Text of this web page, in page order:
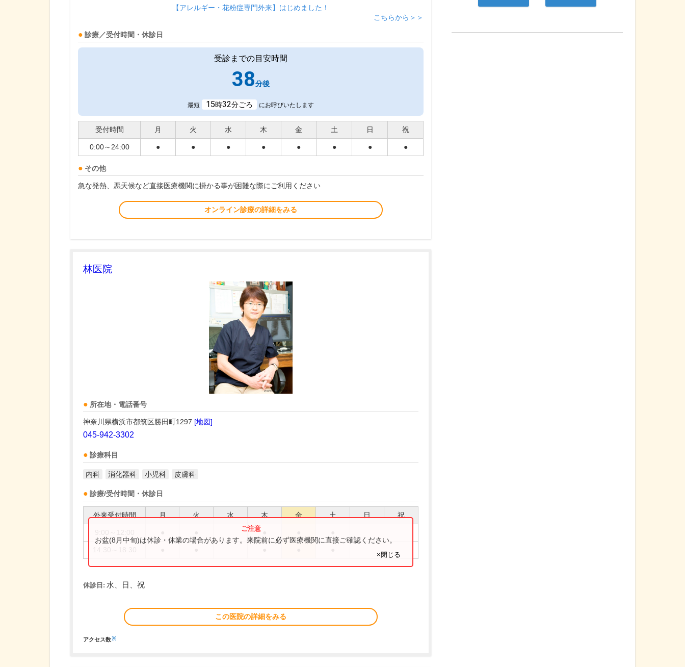
【アレルギー・花粉症専門外来】はじめました！
こちらから＞＞
診療／受付時間・休診日
受診までの目安時間
38分後
最短 15時32分ごろ にお呼びいたします
受付時間 月 火 水 木 金 土 日 祝
0:00～24:00 ● ● ● ● ● ● ● ●
その他
急な発熱、悪天候など直接医療機関に掛かる事が困難な際にご利用ください
オンライン診療の詳細をみる
林医院
所在地・電話番号
神奈川県横浜市都筑区勝田町1297 [地図]
045-942-3302
診療科目
内科 消化器科 小児科 皮膚科
診療/受付時間・休診日
外来受付時間 月 火 水 木 金 土 日 祝
お盆(8月中旬)は休診・休業の場合があります。来院前に必ず医療機関に直接ご確認ください。
×閉じる
休診日: 水、日、祝
この医院の詳細をみる
アクセス数※